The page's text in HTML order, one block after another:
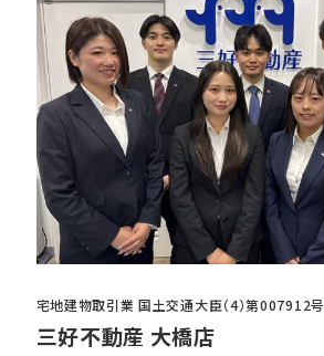
宅地建物取引業 国土交通大臣（4）第007912号
三好不動産 大橋店